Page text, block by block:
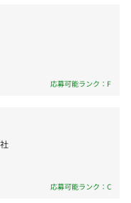
の社員で構成されて
出口 徒歩３分
口 徒歩５分
分
者数
る女性の割合
積極的に獲りに
略策定、リサー
います。これもイ
略策定から実行に
の取り組まれて
に貢献しません
応募可能ランク：F
応募可能ランク：C